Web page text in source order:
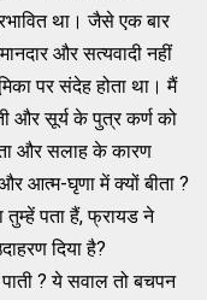
था। जैसे एक बार
और सत्यवादी नहीं
पर संदेह होता था। मैं
और सूर्य के पुत्र कर्ण को
और सलाह के कारण
आत्म-घृणा में क्यों बीता ?
तुम्हें पता हैं, फ्रायड ने
दिया है?
? ये सवाल तो बचपन